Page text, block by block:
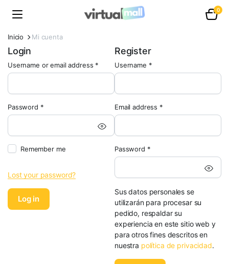
0
Inicio Mi cuenta
Login
Username or email address * Required
Password *Required
Remember me
Lost your password?
Log in
Register
Username *blonwe
Email address *Required
Password *Obligatorio
Sus datos personales se
utilizarán para procesar su
pedido, respaldar su
experiencia en este sitio web y
para otros fines descritos en
nuestra política de privacidad.